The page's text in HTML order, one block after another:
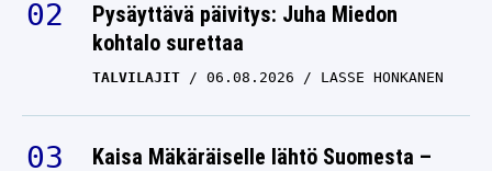
Pysäyttävä päivitys: Juha Miedon
kohtalo surettaa
TALVILAJIT 06.08.2026 LASSE HONKANEN
Kaisa Mäkäräiselle lähtö Suomesta –